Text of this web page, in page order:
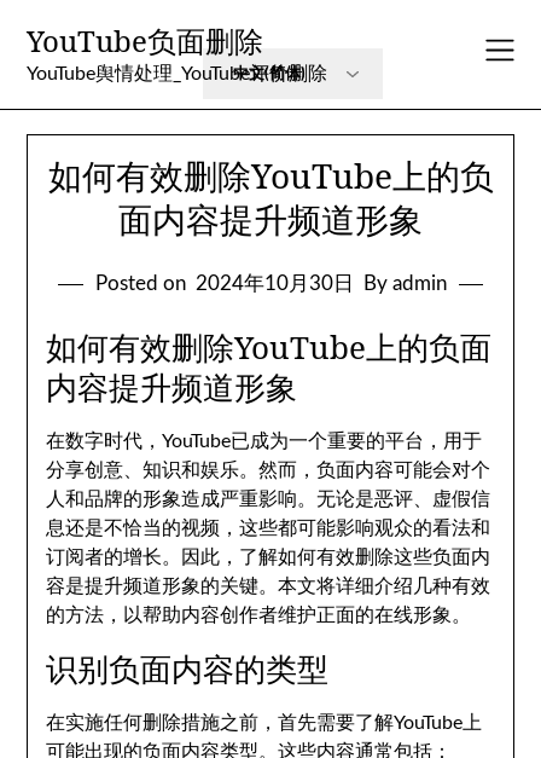
content
YouTube负面删除
YouTube舆情处理_YouTube评价删除
如何有效删除YouTube上的负
面内容提升频道形象
Posted on 2024年10月30日 By admin
如何有效删除YouTube上的负面
内容提升频道形象
在数字时代，YouTube已成为一个重要的平台，用于
分享创意、知识和娱乐。然而，负面内容可能会对个
人和品牌的形象造成严重影响。无论是恶评、虚假信
息还是不恰当的视频，这些都可能影响观众的看法和
订阅者的增长。因此，了解如何有效删除这些负面内
容是提升频道形象的关键。本文将详细介绍几种有效
的方法，以帮助内容创作者维护正面的在线形象。
识别负面内容的类型
在实施任何删除措施之前，首先需要了解YouTube上
可能出现的负面内容类型。这些内容通常包括：